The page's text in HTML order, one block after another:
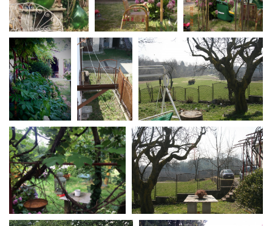
PRODUCTION GUIDE
Società di produzione
Strutture di servizio
Professionisti
Attrici-Attori
Beginners
LOCATION GUIDE
FILM DATABASE
BOOK DATABASE
NEWS
David di Donatello
Nastri d’Argento
Premio Solinas
STRUMENTI
Location - Accedi al tuo
profilo
Location - Nuovo utente
Newsletter
Lavora con noi
Stage - Tirocini - Scuola e
Lavoro
Elenco Operatori Economici
per affidamento lavori in
economia